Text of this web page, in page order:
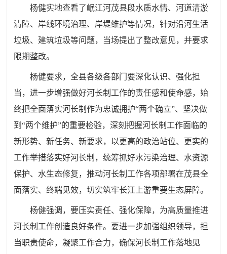
杨健实地查看了岷江河茂县段水质水情、河道清淤
清障、岸线环境治理、岸堤维护等情况，针对沿河生活
垃圾、建筑垃圾等问题，当场提出了整改意见，并要求
限期整改。
杨健要求，全县各级各部门要深化认识、强化担
当，进一步增强做好河长制工作的责任感和使命感，始
终把全面落实河长制作为忠诚拥护“两个确立”、坚决做
到“两个维护”的重要检验，深刻把握河长制工作面临的
新形势、新任务、新要求，以更高的政治站位、更实的
工作举措落实好河长制，统筹抓好水污染治理、水资源
保护、水生态修复，推动河长制工作各项部署在茂县全
面落实、终端见效，切实筑牢长江上游重要生态屏障。
杨健强调，要压实责任、强化保障，为高质量推进
河长制工作创造良好条件。要进一步加强组织领导，担
当职责使命，凝聚工作合力，确保河长制工作落地见